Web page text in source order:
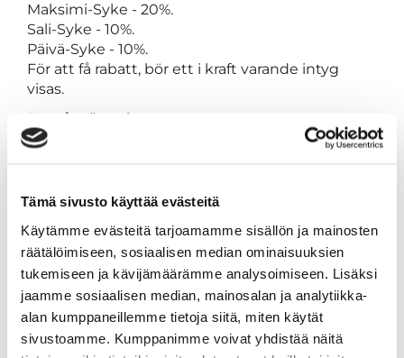
Tämä sivusto käyttää evästeitä
Käytämme evästeitä tarjoamamme sisällön ja mainosten
räätälöimiseen, sosiaalisen median ominaisuuksien
tukemiseen ja kävijämäärämme analysoimiseen. Lisäksi
jaamme sosiaalisen median, mainosalan ja analytiikka-
alan kumppaneillemme tietoja siitä, miten käytät
sivustoamme. Kumppanimme voivat yhdistää näitä
Maksimi-Syke - 20%.
Sali-Syke - 10%.
Päivä-Syke - 10%.
För att få rabatt, bör ett i kraft varande intyg
visas.
Pensionärsrabatt
Maksimi-Syke - 20%.
För att få rabatt, bör intyg visas.
OBS! Rabatten gäller endast kommande
månadsbetalningar och kan inte kombineras
med andra erbjudanden. Rabatten gäller inte
för seriekort eller enstaka besök.